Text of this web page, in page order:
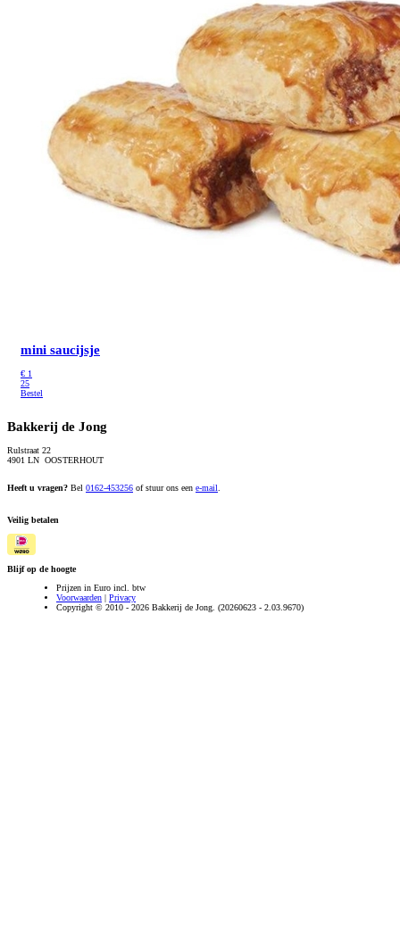
mini saucijsje
€ 1
25
Bestel
Bakkerij de Jong
Rulstraat 22
4901 LN OOSTERHOUT
Heeft u vragen? Bel 0162-453256 of stuur ons een e-mail.
Veilig betalen
Blijf op de hoogte
Prijzen in Euro incl. btw
Voorwaarden | Privacy
Copyright © 2010 - 2026 Bakkerij de Jong. (20260623 - 2.03.9670)